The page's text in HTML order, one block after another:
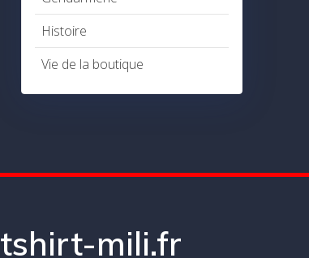
Histoire
Vie de la boutique
tshirt-mili.fr